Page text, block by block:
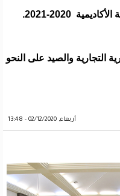
2020-2021.
التجارية والصيد على النحو
أربعاء, 02/12/2020 - 13:48